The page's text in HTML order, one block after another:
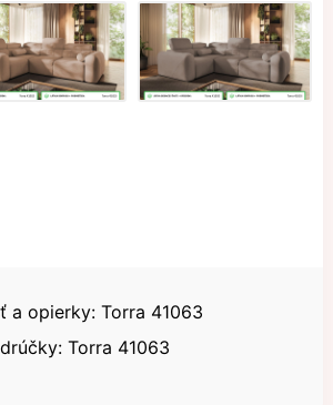
a opierky: Torra 41063
Torra 41063